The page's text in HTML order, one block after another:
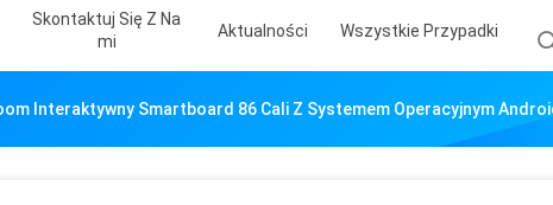
Skontaktuj Się Z Na
Mi
Aktualności Wszystkie Przypadki
Interaktywny Smartboard 86 Cali Z Systemem Operacyjnym